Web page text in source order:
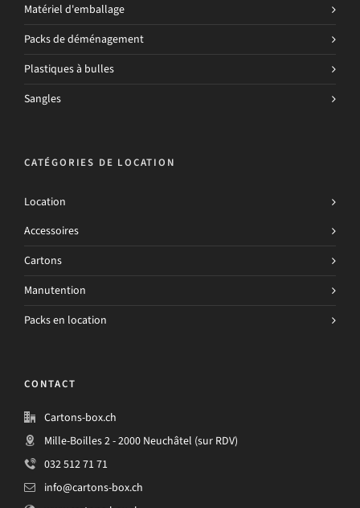
Matériel d'emballage
Packs de déménagement
Plastiques à bulles
Sangles
CATÉGORIES DE LOCATION
Location
Accessoires
Cartons
Manutention
Packs en location
CONTACT
Cartons-box.ch
Mille-Boilles 2 - 2000 Neuchâtel (sur RDV)
032 512 71 71
info@cartons-box.ch